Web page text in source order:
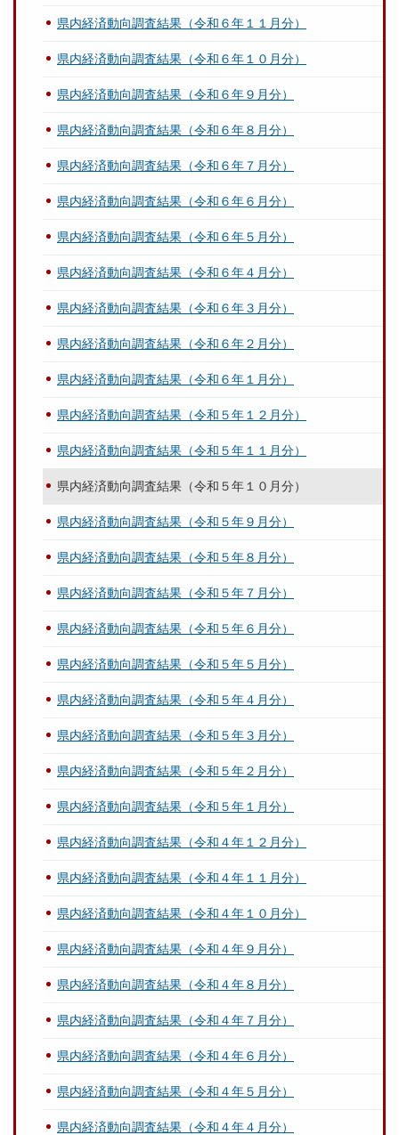
県内経済動向調査結果（令和６年１１月分）
県内経済動向調査結果（令和６年１０月分）
県内経済動向調査結果（令和６年９月分）
県内経済動向調査結果（令和６年８月分）
県内経済動向調査結果（令和６年７月分）
県内経済動向調査結果（令和６年６月分）
県内経済動向調査結果（令和６年５月分）
県内経済動向調査結果（令和６年４月分）
県内経済動向調査結果（令和６年３月分）
県内経済動向調査結果（令和６年２月分）
県内経済動向調査結果（令和６年１月分）
県内経済動向調査結果（令和５年１２月分）
県内経済動向調査結果（令和５年１１月分）
県内経済動向調査結果（令和５年１０月分）
県内経済動向調査結果（令和５年９月分）
県内経済動向調査結果（令和５年８月分）
県内経済動向調査結果（令和５年７月分）
県内経済動向調査結果（令和５年６月分）
県内経済動向調査結果（令和５年５月分）
県内経済動向調査結果（令和５年４月分）
県内経済動向調査結果（令和５年３月分）
県内経済動向調査結果（令和５年２月分）
県内経済動向調査結果（令和５年１月分）
県内経済動向調査結果（令和４年１２月分）
県内経済動向調査結果（令和４年１１月分）
県内経済動向調査結果（令和４年１０月分）
県内経済動向調査結果（令和４年９月分）
県内経済動向調査結果（令和４年８月分）
県内経済動向調査結果（令和４年７月分）
県内経済動向調査結果（令和４年６月分）
県内経済動向調査結果（令和４年５月分）
県内経済動向調査結果（令和４年４月分）